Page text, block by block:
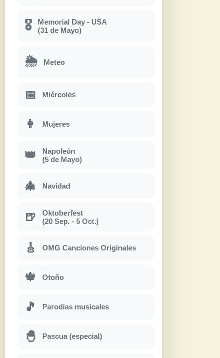
🎖
Memorial Day - USA
(31 de Mayo)
🌦 Meteo
📅 Miércoles
👩 Mujeres
👑
Napoleón
(5 de Mayo)
🎄 Navidad
🍺
Oktoberfest
(20 Sep. - 5 Oct.)
🎸 OMG Canciones Originales
🍁 Otoño
🎵 Parodias musicales
🐣 Pascua (especial)